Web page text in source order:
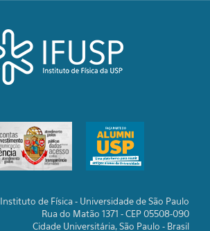
Instituto de Física - Universidade de São Paulo
Rua do Matão 1371 - CEP 05508-090
Cidade Universitária, São Paulo - Brasil